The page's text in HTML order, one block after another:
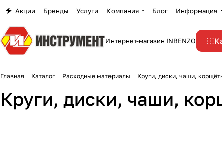
Акции Бренды Услуги Компания Блог Информация
Интернет-магазин INBENZO
Главная Каталог Расходные материалы Круги, диски, чаши,
Круги, диски, чаши,
Гибкие алмазные круги Диски алмазные
Круги заточные и
шлифовальные
Круги зачистные
обдирочные